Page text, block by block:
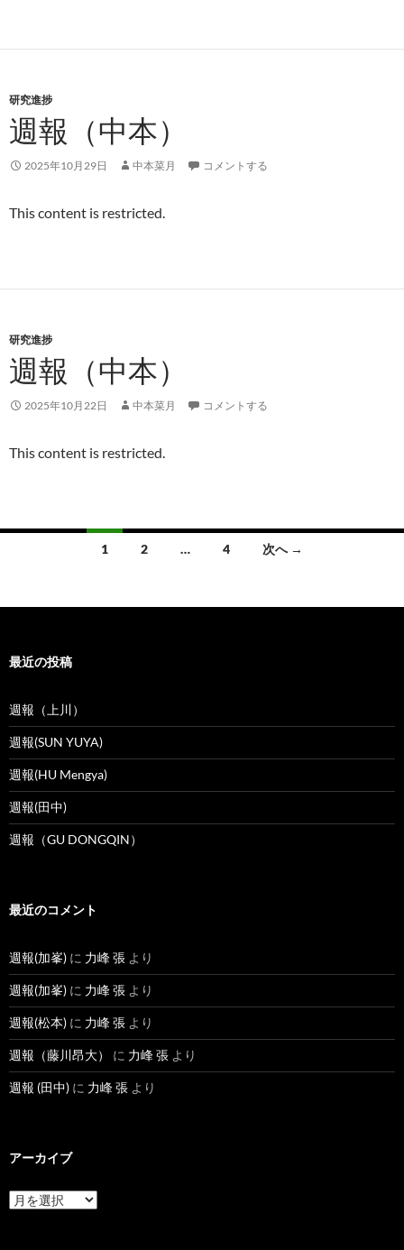
研究進捗
週報（中本）
2025年10月29日 中本菜月 コメントする
This content is restricted.
研究進捗
週報（中本）
2025年10月22日 中本菜月 コメントする
This content is restricted.
ナ
ゲ
ー
シ
ョ
ン
1 2 … 4 次へ →
最近の投稿
週報（上川）
週報(SUN YUYA)
週報(HU Mengya)
週報(田中)
週報（GU DONGQIN）
最近のコメント
週報(加峯) に 力峰 張 より
週報(加峯) に 力峰 張 より
週報(松本) に 力峰 張 より
週報（藤川昂大） に 力峰 張 より
週報 (田中) に 力峰 張 より
アーカイブ
ア
ー